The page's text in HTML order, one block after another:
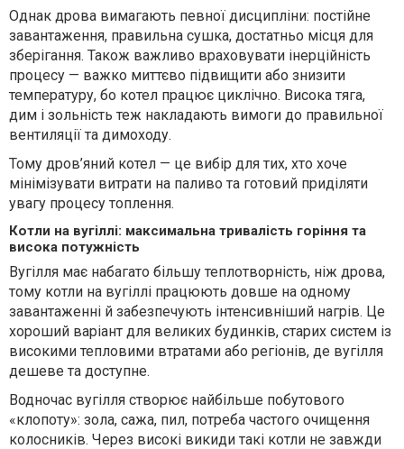
Однак дрова вимагають певної дисципліни: постійне
завантаження, правильна сушка, достатньо місця для
зберігання. Також важливо враховувати інерційність
процесу — важко миттєво підвищити або знизити
температуру, бо котел працює циклічно. Висока тяга,
дим і зольність теж накладають вимоги до правильної
вентиляції та димоходу.
Тому дров’яний котел — це вибір для тих, хто хоче
мінімізувати витрати на паливо та готовий приділяти
увагу процесу топлення.
Котли на вугіллі: максимальна тривалість горіння та
висока потужність
Вугілля має набагато більшу теплотворність, ніж дрова,
тому котли на вугіллі працюють довше на одному
завантаженні й забезпечують інтенсивніший нагрів. Це
хороший варіант для великих будинків, старих систем із
високими тепловими втратами або регіонів, де вугілля
дешеве та доступне.
Водночас вугілля створює найбільше побутового
«клопоту»: зола, сажа, пил, потреба частого очищення
колосників. Через високі викиди такі котли не завжди